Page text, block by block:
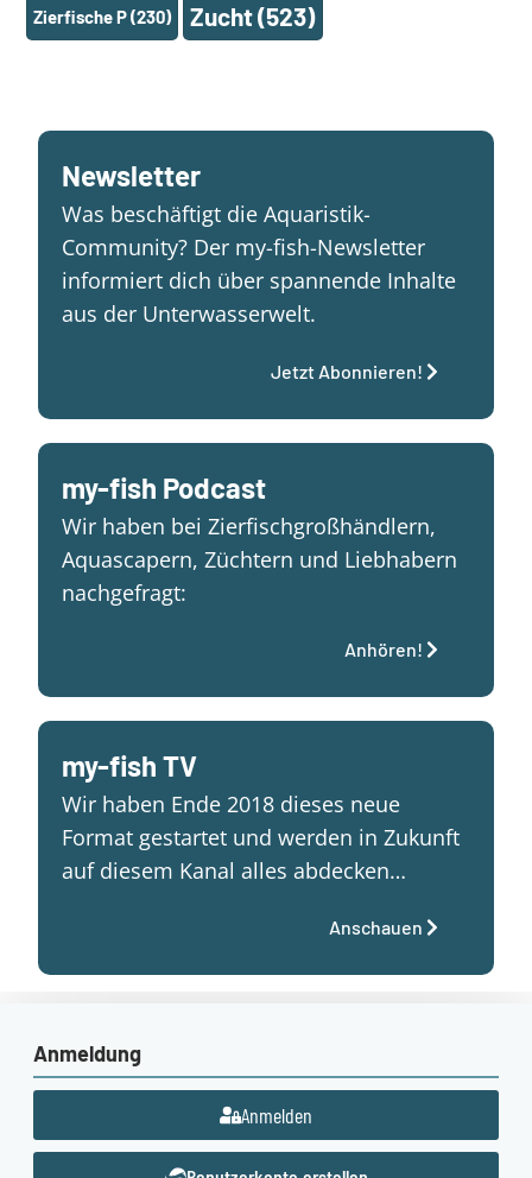
Zierfische P(230) Zucht(523)
Newsletter
Was beschäftigt die Aquaristik-
Community? Der my-fish-Newsletter
informiert dich über spannende Inhalte
aus der Unterwasserwelt.
Jetzt Abonnieren!
my-fish Podcast
Wir haben bei Zierfischgroßhändlern,
Aquascapern, Züchtern und Liebhabern
nachgefragt:
Anhören!
my-fish TV
Wir haben Ende 2018 dieses neue
Format gestartet und werden in Zukunft
auf diesem Kanal alles abdecken…
Anschauen
Anmeldung
Anmelden